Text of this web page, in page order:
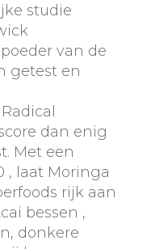
studie
van de
getest en
dan enig
Met een
, laat Moringa
rijk aan
bessen ,
donkere